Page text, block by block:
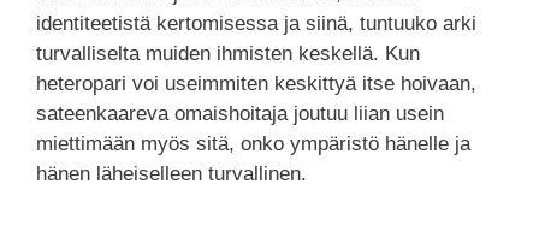
identiteetistä kertomisessa ja siinä, tuntuuko arki
turvalliselta muiden ihmisten keskellä. Kun
heteropari voi useimmiten keskittyä itse hoivaan,
sateenkaareva omaishoitaja joutuu liian usein
miettimään myös sitä, onko ympäristö hänelle ja
hänen läheiselleen turvallinen.